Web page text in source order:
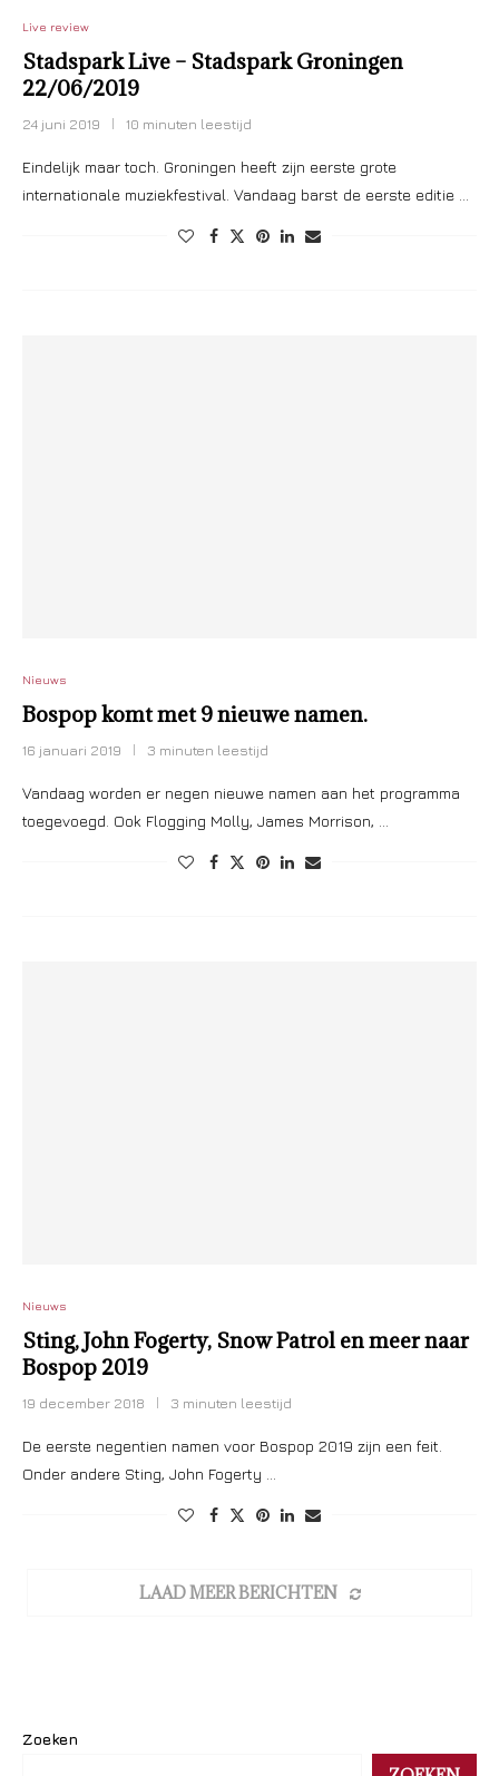
Live review
Stadspark Live – Stadspark Groningen
22/06/2019
24 juni 2019 10 minuten leestijd
Eindelijk maar toch. Groningen heeft zijn eerste grote
internationale muziekfestival. Vandaag barst de eerste editie …
Nieuws
Bospop komt met 9 nieuwe namen.
16 januari 2019 3 minuten leestijd
Vandaag worden er negen nieuwe namen aan het programma
toegevoegd. Ook Flogging Molly, James Morrison, …
Nieuws
Sting, John Fogerty, Snow Patrol en meer naar
Bospop 2019
19 december 2018 3 minuten leestijd
De eerste negentien namen voor Bospop 2019 zijn een feit.
Onder andere Sting, John Fogerty …
LAAD MEER BERICHTEN
Zoeken